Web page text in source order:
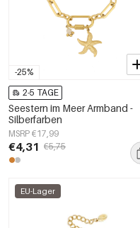
-25%
2-5 TAGE
Seestern im Meer Armband -
Silberfarben
MSRP €17,99
€4,31 €5,75
EU-Lager